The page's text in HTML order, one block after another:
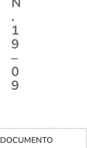
.
1
9
–
0
9
DOCUMENTO